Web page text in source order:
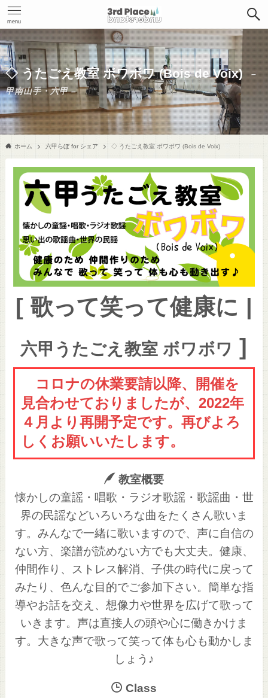
menu
◇ うたごえ教室 ボワボワ (Bois de Voix)
–
甲南山手・六甲 –
ホーム 六甲らぼ for シェア ◇ うたごえ教室 ボワボワ (Bois de Voix)
[ 歌って笑って健康に |
六甲うたごえ教室 ボワボワ ]
コロナの休業要請以降、開催を
見合わせておりましたが、2022年
４月より再開予定です。再びよろ
しくお願いいたします。
教室概要
懐かしの童謡・唱歌・ラジオ歌謡・歌謡曲・世
界の民謡などいろいろな曲をたくさん歌いま
す。みんなで一緒に歌いますので、声に自信の
ない方、楽譜が読めない方でも大丈夫。健康、
仲間作り、ストレス解消、子供の時代に戻って
みたり、色んな目的でご参加下さい。簡単な指
導やお話を交え、想像力や世界を広げて歌って
いきます。声は直接人の頭や心に働きかけま
す。大きな声で歌って笑って体も心も動かしま
しょう♪
Class